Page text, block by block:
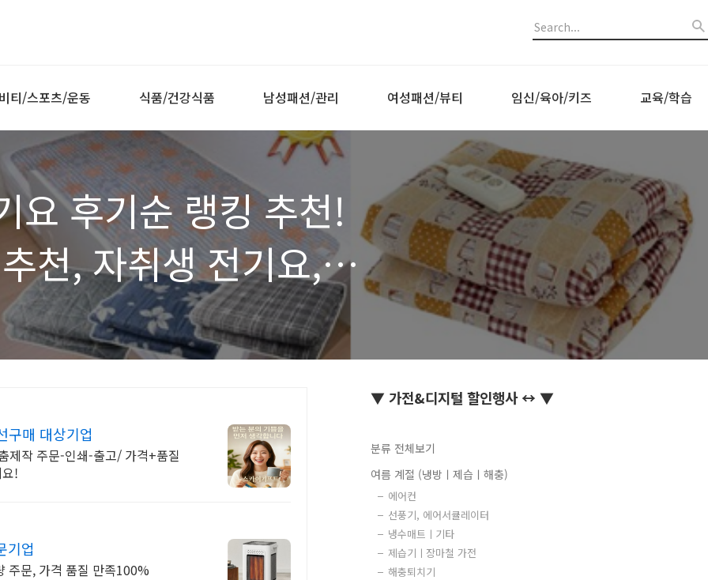
티/스포츠/운동 식품/건강식품 남성패션/관리 여성패션/뷰티 임신/육아/키즈 교육/학습
요 후기순 랭킹 추천!
천, 자취생 전기요,
1인가구 난방, 1인
요, 작은 전기요,
인 전기요 추천, 일인
구매 대상기업
제작 주문-인쇄-출고/ 가격+품질
!
기업
주문, 가격 품질 만족100%
▼ 가전&디지털 할인행사 ↔ ▼
분류 전체보기
여름 계절 (냉방ㅣ제습ㅣ해충)
에어컨
선풍기, 에어서큘레이터
냉수매트ㅣ기타
제습기ㅣ장마철 가전
해충퇴치기